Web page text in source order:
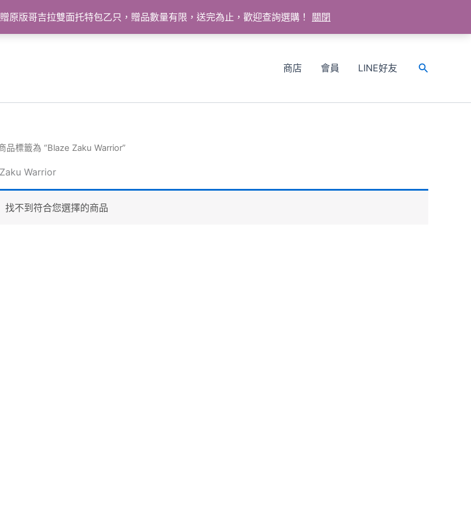
原版哥吉拉雙面托特包乙只，贈品數量有限，送完為止，歡迎查詢選購！ 關閉
商店 會員 LINE好友
搜
品標籤為 “Blaze Zaku Warrior”
Warrior
找不到符合您選擇的商品